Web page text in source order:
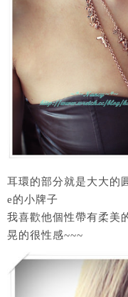
耳環的部分就是大大
e的小牌子
我喜歡他個性帶有柔美
晃的很性感~~~